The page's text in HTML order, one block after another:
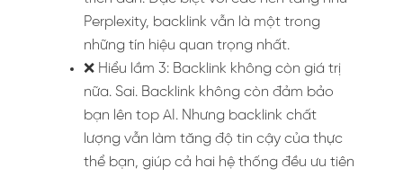
Perplexity, backlink vẫn là một trong
những tín hiệu quan trọng nhất.
❌ Hiểu lầm 3: Backlink không còn giá trị
nữa. Sai. Backlink không còn đảm bảo
bạn lên top AI. Nhưng backlink chất
lượng vẫn làm tăng độ tin cậy của thực
thể bạn, giúp cả hai hệ thống đều ưu tiên